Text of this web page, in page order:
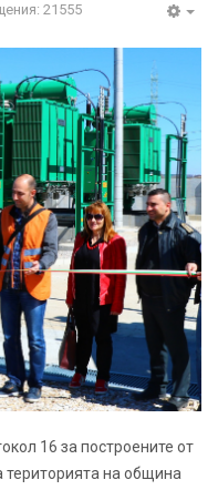
21555
16 за построените от
на община